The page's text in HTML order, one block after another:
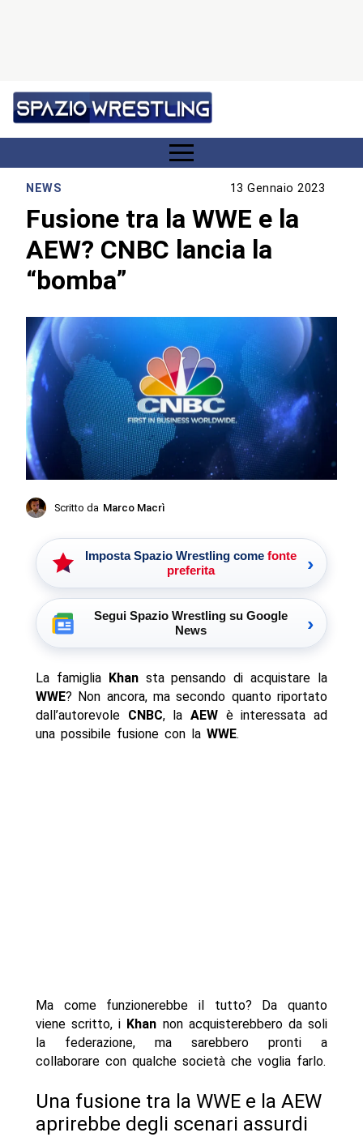
NEWS 13 Gennaio 2023
Fusione tra la WWE e la
AEW? CNBC lancia la
“bomba”
Scritto da Marco Macrì
Imposta Spazio Wrestling come fonte
preferita
›
Segui Spazio Wrestling su Google
News
›
La famiglia Khansta pensando di acquistare la
WWE? Non ancora, ma secondo quanto riportato
dall’autorevole CNBC, laAEW è interessata ad
una possibile fusione con la WWE.
Ma come funzionerebbe il tutto? Da quanto
viene scritto, i Khan non acquisterebbero da soli
la federazione, ma sarebbero pronti a
collaborare con qualche società che voglia farlo.
Una fusione tra la WWE e la AEW
aprirebbe degli scenari assurdi